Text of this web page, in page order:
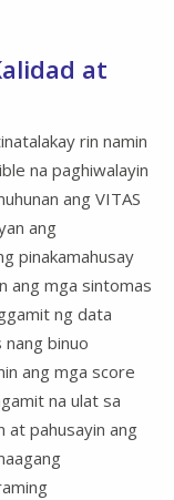
at
rin namin
na paghiwalayin
ang VITAS
ang
pinakamahusay
ang mga sintomas
ng data
binuo
ang mga score
na ulat sa
at pahusayin ang